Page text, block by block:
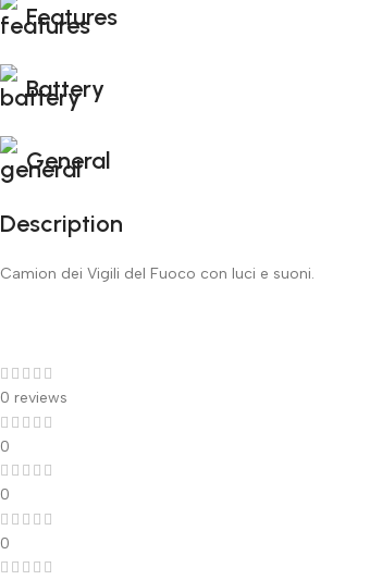
Features
Battery
General
Description
Camion dei Vigili del Fuoco con luci e suoni.
0 reviews
0
0
0